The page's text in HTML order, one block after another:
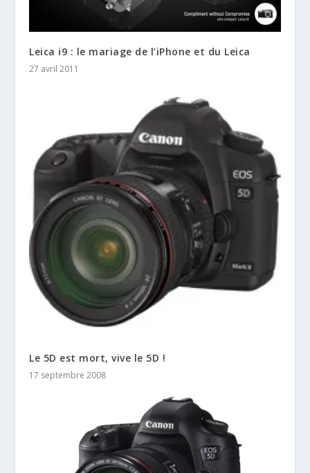
Leica i9 : le mariage de l’iPhone et du Leica
27 avril 2011
Le 5D est mort, vive le 5D !
17 septembre 2008